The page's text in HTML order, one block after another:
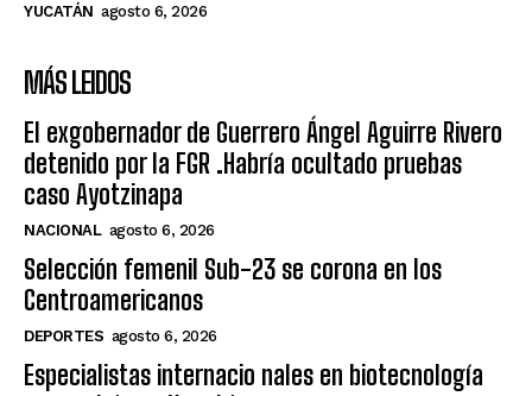
YUCATÁN agosto 6, 2026
MÁS LEIDOS
El exgobernador de Guerrero Ángel Aguirre Rivero
detenido por la FGR .Habría ocultado pruebas
caso Ayotzinapa
NACIONAL agosto 6, 2026
Selección femenil Sub-23 se corona en los
Centroamericanos
DEPORTES agosto 6, 2026
Especialistas internacio nales en biotecnología